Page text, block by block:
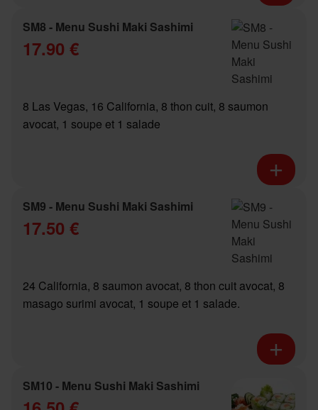
SM8 - Menu Sushi Maki Sashimi
17.90 €
8 Las Vegas, 16 California, 8 thon cuit, 8 saumon
avocat, 1 soupe et 1 salade
SM9 - Menu Sushi Maki Sashimi
17.50 €
24 California, 8 saumon avocat, 8 thon cuit avocat, 8
masago surimi avocat, 1 soupe et 1 salade.
SM10 - Menu Sushi Maki Sashimi